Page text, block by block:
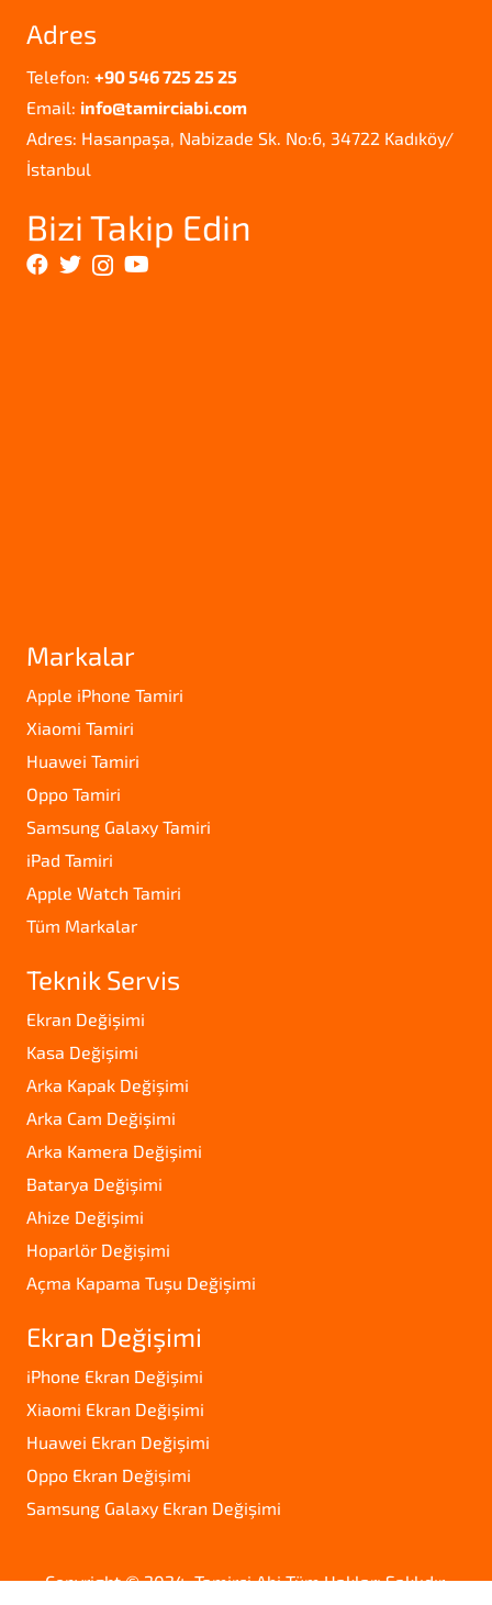
Adres
Telefon: +90 546 725 25 25
Email: info@tamirciabi.com
Adres: Hasanpaşa, Nabizade Sk. No:6, 34722 Kadıköy/
İstanbul
Bizi Takip Edin
Markalar
Apple iPhone Tamiri
Xiaomi Tamiri
Huawei Tamiri
Oppo Tamiri
Samsung Galaxy Tamiri
iPad Tamiri
Apple Watch Tamiri
Tüm Markalar
Teknik Servis
Ekran Değişimi
Kasa Değişimi
Arka Kapak Değişimi
Arka Cam Değişimi
Arka Kamera Değişimi
Batarya Değişimi
Ahize Değişimi
Hoparlör Değişimi
Açma Kapama Tuşu Değişimi
Ekran Değişimi
iPhone Ekran Değişimi
Xiaomi Ekran Değişimi
Huawei Ekran Değişimi
Oppo Ekran Değişimi
Samsung Galaxy Ekran Değişimi
Copyright © 2024. Tamirci Abi Tüm Hakları Saklıdır.